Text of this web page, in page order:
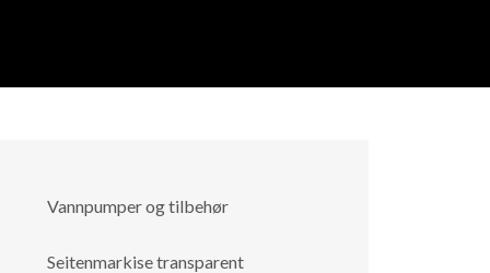
Vannpumper og tilbehør
Seitenmarkise transparent